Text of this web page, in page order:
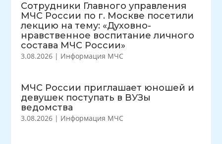
Сотрудники Главного управления
МЧС России по г. Москве посетили
лекцию на тему: «Духовно-
нравственное воспитание личного
состава МЧС России»
3.08.2026 | Информация МЧС
МЧС России приглашает юношей и
девушек поступать в ВУЗы
ведомства
3.08.2026 | Информация МЧС